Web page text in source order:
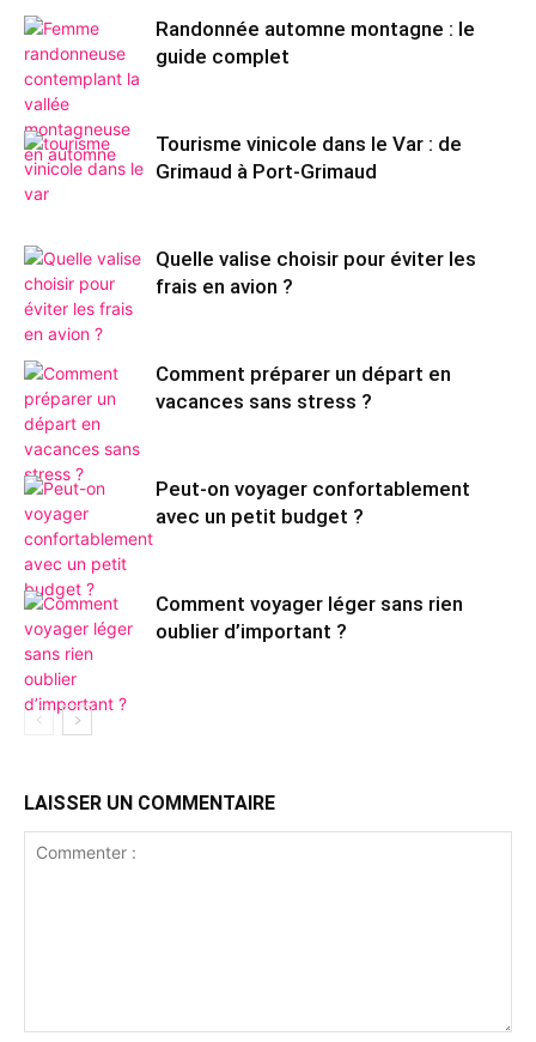
Randonnée automne montagne : le
guide complet
Tourisme vinicole dans le Var : de
Grimaud à Port-Grimaud
Quelle valise choisir pour éviter les
frais en avion ?
Comment préparer un départ en
vacances sans stress ?
Peut-on voyager confortablement
avec un petit budget ?
Comment voyager léger sans rien
oublier d’important ?
LAISSER UN COMMENTAIRE